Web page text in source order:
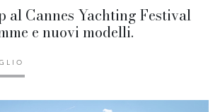
al Cannes Yachting Festival
e nuovi modelli.